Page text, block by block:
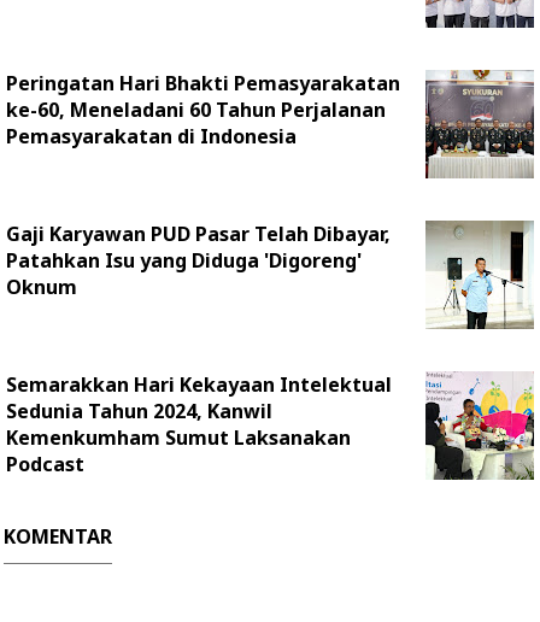
Peringatan Hari Bhakti Pemasyarakatan
ke-60, Meneladani 60 Tahun Perjalanan
Pemasyarakatan di Indonesia
Gaji Karyawan PUD Pasar Telah Dibayar,
Patahkan Isu yang Diduga 'Digoreng'
Oknum
Semarakkan Hari Kekayaan Intelektual
Sedunia Tahun 2024, Kanwil
Kemenkumham Sumut Laksanakan
Podcast
KOMENTAR